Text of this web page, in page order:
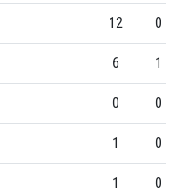
12 0
6 1
0 0
1 0
1 0